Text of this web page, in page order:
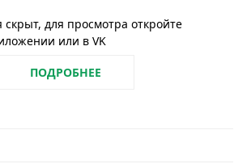
скрыт, для просмотра откройте
или в VK
ПОДРОБНЕЕ